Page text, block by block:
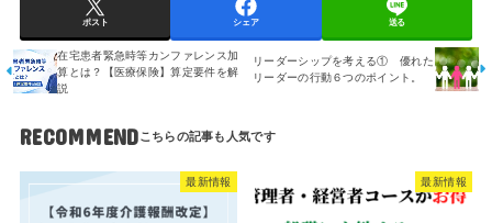
ポスト シェア 送る
在宅患者緊急時等カンファレンス加
算とは？【医療保険】算定要件を解
説
リーダーシップを考える① 優れた
リーダーの行動６つのポイント。
RECOMMEND
最新情報 最新情報